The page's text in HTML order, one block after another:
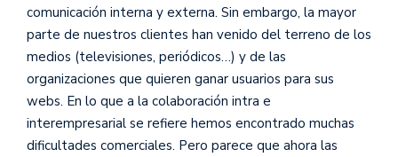
comunicación interna y externa. Sin embargo, la mayor
parte de nuestros clientes han venido del terreno de los
medios (televisiones, periódicos…) y de las
organizaciones que quieren ganar usuarios para sus
webs. En lo que a la colaboración intra e
interempresarial se refiere hemos encontrado muchas
dificultades comerciales. Pero parece que ahora las